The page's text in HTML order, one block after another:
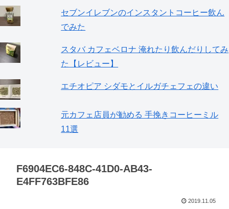
セブンイレブンのインスタントコーヒー飲ん
でみた
スタバ カフェベロナ 淹れたり飲んだりしてみ
た【レビュー】
エチオピア シダモとイルガチェフェの違い
元カフェ店員が勧める 手挽きコーヒーミル
11選
F6904EC6-848C-41D0-AB43-
E4FF763BFE86
2019.11.05